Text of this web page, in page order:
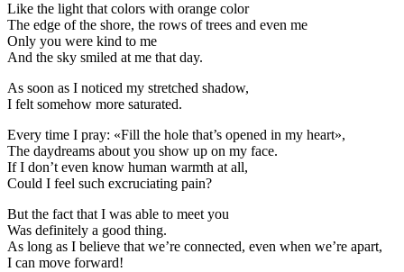
Like the light that colors with orange color
The edge of the shore, the rows of trees and even me
Only you were kind to me
And the sky smiled at me that day.
As soon as I noticed my stretched shadow,
I felt somehow more saturated.
Every time I pray: «Fill the hole that’s opened in my heart»,
The daydreams about you show up on my face.
If I don’t even know human warmth at all,
Could I feel such excruciating pain?
But the fact that I was able to meet you
Was definitely a good thing.
As long as I believe that we’re connected, even when we’re apart,
I can move forward!